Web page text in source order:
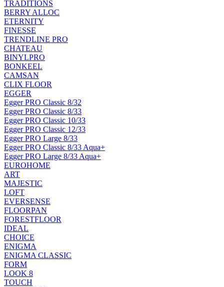
TRADITIONS
BERRY ALLOC
ETERNITY
FINESSE
TRENDLINE PRO
CHATEAU
BINYLPRO
BONKEEL
CAMSAN
CLIX FLOOR
EGGER
Egger PRO Classic 8/32
Egger PRO Classic 8/33
Egger PRO Classic 10/33
Egger PRO Classic 12/33
Egger PRO Large 8/33
Egger PRO Classic 8/33 Aqua+
Egger PRO Large 8/33 Aqua+
EUROHOME
ART
MAJESTIC
LOFT
EVERSENSE
FLOORPAN
FORESTFLOOR
IDEAL
CHOICE
ENIGMA
ENIGMA CLASSIC
FORM
LOOK 8
TOUCH